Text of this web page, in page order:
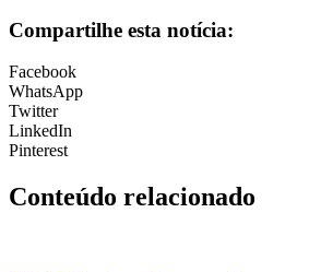
Compartilhe esta notícia:
Facebook
WhatsApp
Twitter
LinkedIn
Pinterest
Conteúdo relacionado